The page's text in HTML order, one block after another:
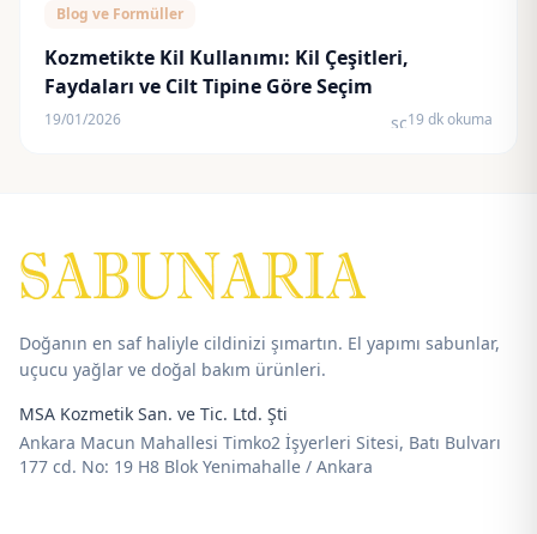
Blog ve Formüller
Kozmetikte Kil Kullanımı: Kil Çeşitleri,
Faydaları ve Cilt Tipine Göre Seçim
19/01/2026 schedule
19 dk okuma
Doğanın en saf haliyle cildinizi şımartın. El yapımı sabunlar,
uçucu yağlar ve doğal bakım ürünleri.
MSA Kozmetik San. ve Tic. Ltd. Şti
Ankara Macun Mahallesi Timko2 İşyerleri Sitesi, Batı Bulvarı
177 cd. No: 19 H8 Blok Yenimahalle / Ankara